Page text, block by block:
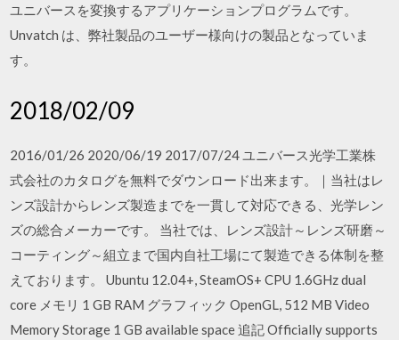
ユニバースを変換するアプリケーションプログラムです。
Unvatch は、弊社製品のユーザー様向けの製品となっていま
す。
2018/02/09
2016/01/26 2020/06/19 2017/07/24 ユニバース光学工業株
式会社のカタログを無料でダウンロード出来ます。｜当社はレ
ンズ設計からレンズ製造までを一貫して対応できる、光学レン
ズの総合メーカーです。 当社では、レンズ設計～レンズ研磨～
コーティング～組立まで国内自社工場にて製造できる体制を整
えております。 Ubuntu 12.04+, SteamOS+ CPU 1.6GHz dual
core メモリ 1 GB RAM グラフィック OpenGL, 512 MB Video
Memory Storage 1 GB available space 追記 Officially supports